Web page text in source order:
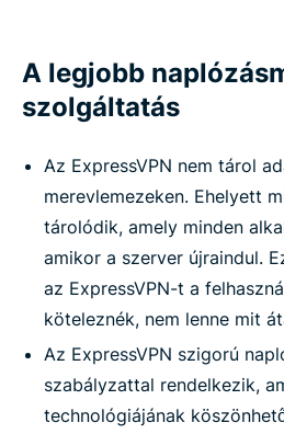
A legjobb
szolgáltatás
Az ExpressVPN nem tárol
merevlemezeken. Ehelyett
tárolódik, amely minden
amikor a szerver újraindul.
az ExpressVPN-t a
köteleznék, nem lenne mit
Az ExpressVPN szigorú
szabályzattal rendelkezik,
technológiájának